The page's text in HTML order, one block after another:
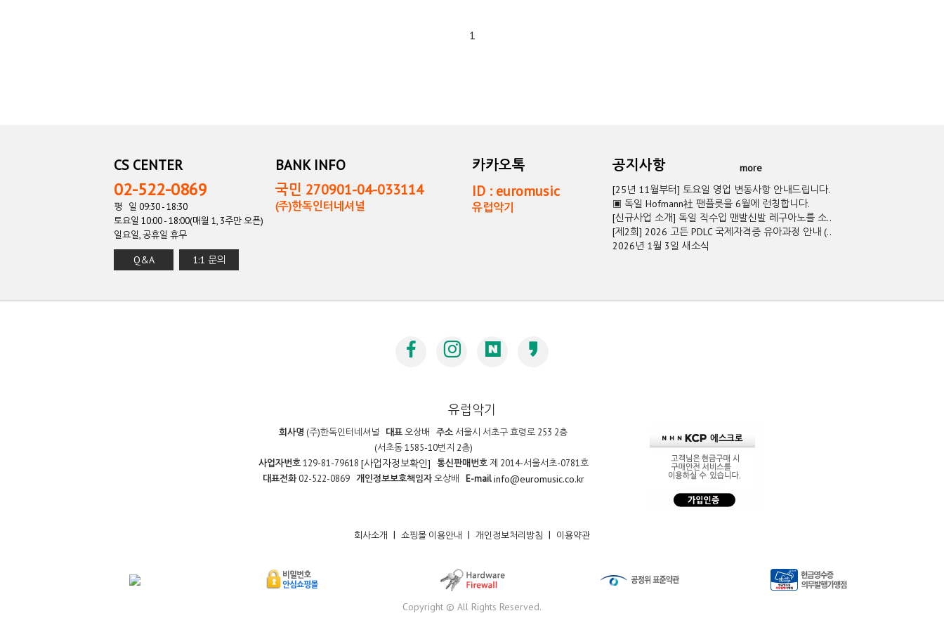
1
CS CENTER
02-522-0869
평 일 09:30 - 18:30
토요일 10:00 - 18:00(매월 1, 3주만 오픈)
일요일, 공휴일 휴무
Q&A 1:1 문의
BANK INFO
국민 270901-04-033114
(주)한독인터네셔널
카카오톡
ID : euromusic
유럽악기
공지사항
more
[25년 11월부터] 토요일 영업 변동사항 안내드립니다.
▣ 독일 Hofmann社 팬플릇을 6월에 런칭합니다.
[신규사업 소개] 독일 직수입 맨발신발 레구아노를 소..
[제2회] 2026 고든 PDLC 국제자격증 유아과정 안내 (..
2026년 1월 3일 새소식
유럽악기
회사명 (주)한독인터네셔널 대표오상배 주소 서울시 서초구 효령로 253 2층
(서초동 1585-10번지 2층)
사업자번호129-81-79618 [사업자정보확인] 통신판매번호제 2014-서울서초-0781호
대표전화02-522-0869 개인정보보호책임자오상배 E-mail info@euromusic.co.kr
회사소개 | 쇼핑몰 이용안내 | 개인정보처리방침 | 이용약관
Copyright © All Rights Reserved.